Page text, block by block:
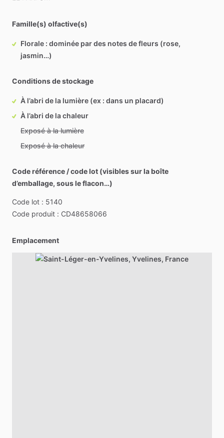
Famille(s) olfactive(s)
Florale : dominée par des notes de fleurs (rose,
jasmin…)
Conditions de stockage
À l’abri de la lumière (ex : dans un placard)
À l’abri de la chaleur
Exposé à la lumière
Exposé à la chaleur
Code référence / code lot (visibles sur la boîte
d’emballage, sous le flacon…)
Code lot : 5140
Code produit : CD48658066
Emplacement